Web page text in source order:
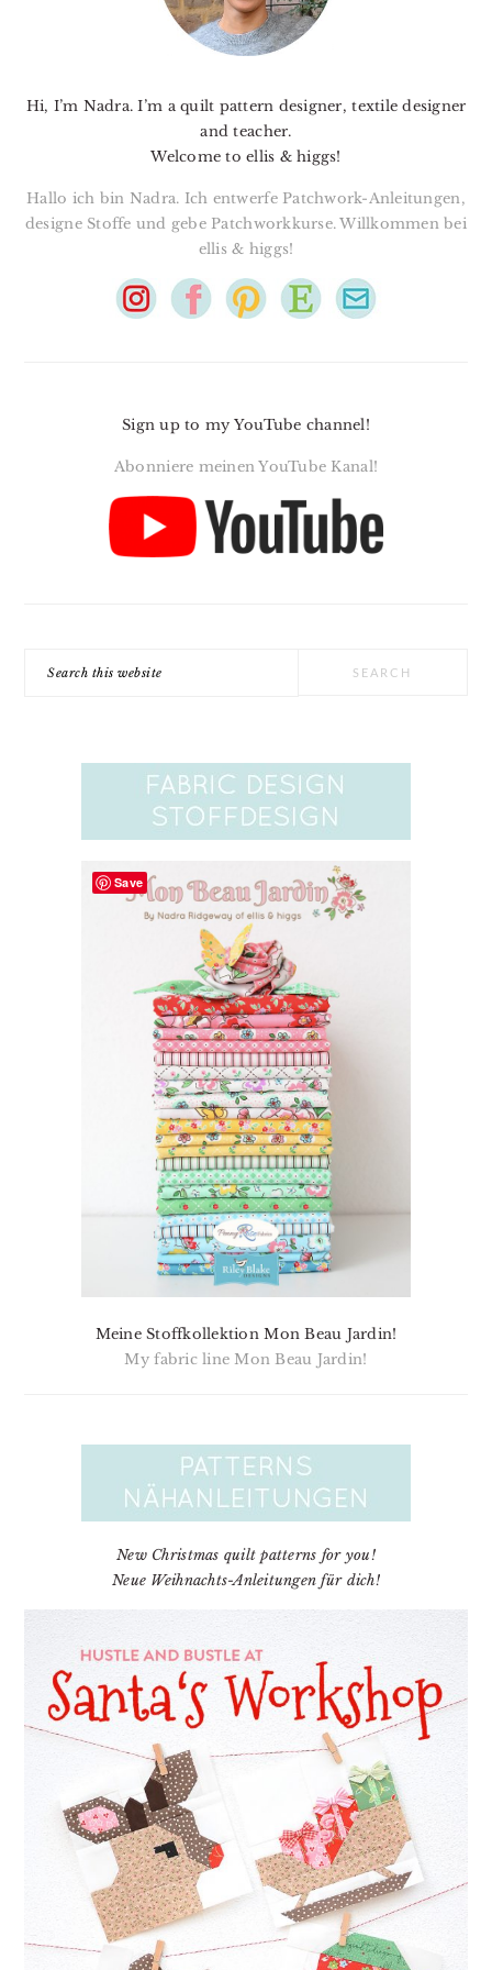
Hi, I’m Nadra. I’m a quilt pattern designer, textile designer
and teacher.
Welcome to ellis & higgs!
Hallo ich bin Nadra. Ich entwerfe Patchwork-Anleitungen,
designe Stoffe und gebe Patchworkkurse. Willkommen bei
ellis & higgs!
Sign up to my YouTube channel!
Abonniere meinen YouTube Kanal!
Meine Stoffkollektion Mon Beau Jardin!
My fabric line Mon Beau Jardin!
New Christmas quilt patterns for you!
Neue Weihnachts-Anleitungen für dich!
Save